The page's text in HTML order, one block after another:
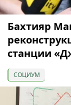
Бахтияр
станции
СОЦИУМ